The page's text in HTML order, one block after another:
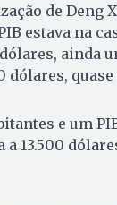
de Deng
estava na
ainda
dólares,
e um
a 13.500